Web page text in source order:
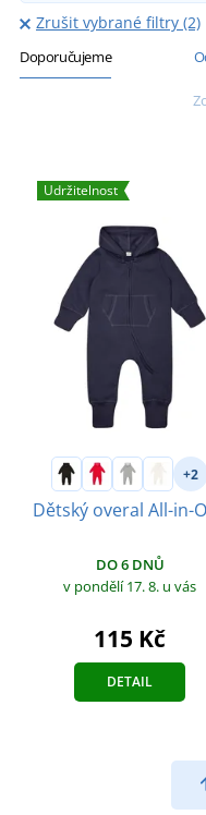
Zrušit vybrané filtry (2)
Doporučujeme
Udržitelnost
+2
Dětský overal All-in-
DO 6 DNŮ
v pondělí 17. 8. u vás
115 Kč
DETAIL